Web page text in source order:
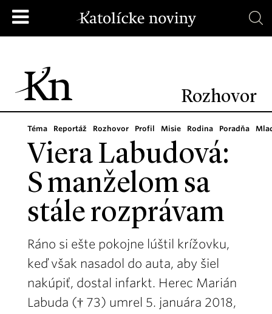
Rozhovor
Téma Reportáž Rozhovor Profil Misie Rodina Poradňa
Viera Labudová:
S manželom sa
stále rozprávam
Ráno si ešte pokojne lúštil krížovku,
keď však nasadol do auta, aby šiel
nakúpiť, dostal infarkt. Herec Marián
Labuda († 73) umrel 5. januára 2018,